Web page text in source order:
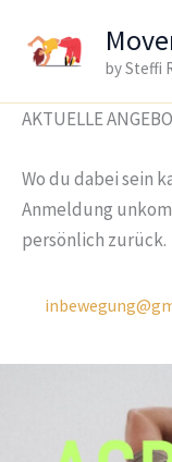
Inhalt
by Steffi
AKTUELLE
Wo du dabei sein
Anmeldung
persönlich zurück.